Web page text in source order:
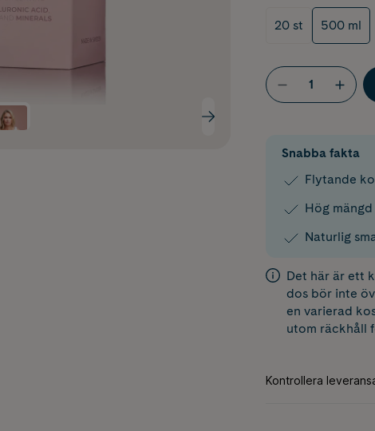
20 st 500 ml
Snabba fakta
Flytande
Hög
Naturlig
Det här är ett
dos bör inte
en varierad
utom räckhåll